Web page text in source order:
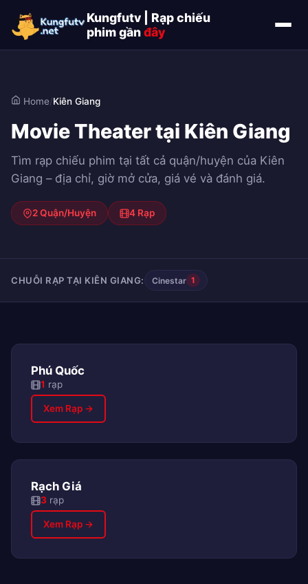
Kungfutv | Rạp chiếu
phim gầnđây
Home/Kiên Giang
Movie Theater tại Kiên Giang
Tìm rạp chiếu phim tại tất cả quận/huyện của Kiên
Giang – địa chỉ, giờ mở cửa, giá vé và đánh giá.
2 Quận/Huyện 4 Rạp
CHUỖI RẠP TẠI KIÊN GIANG: Cinestar 1
Phú Quốc
1 rạp
Xem Rạp →
Rạch Giá
3 rạp
Xem Rạp →